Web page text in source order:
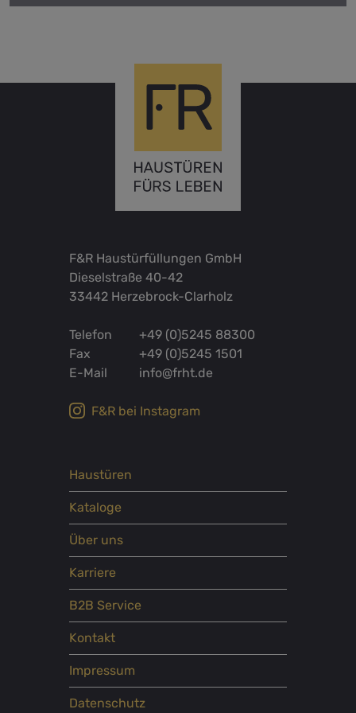
F&R Haustürfüllungen GmbH
Dieselstraße 40-42
33442 Herzebrock-Clarholz
Telefon
+49 (0)5245 88300
Fax
+49 (0)5245 1501
E-Mail
info@frht.de
F&R bei Instagram
Haustüren
Kataloge
Über uns
Karriere
B2B Service
Kontakt
Impressum
Datenschutz